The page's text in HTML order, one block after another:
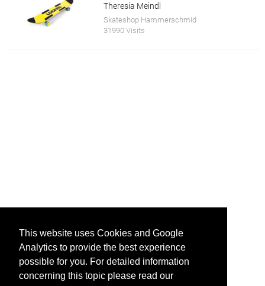
This website uses Cookies and Google
Analytics to provide the best experience
possible for you. For detailed information
concerning this topic please read our
Theresia Meindl
Skateshop Hammerschmid
31990 Visits